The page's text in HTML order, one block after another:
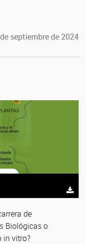
septiembre de 2024
de
Biológicas o
in vitro?